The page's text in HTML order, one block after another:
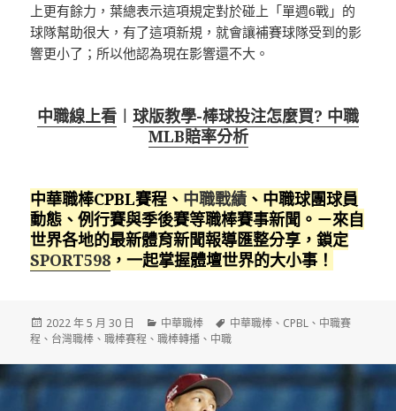
上更有餘力，葉總表示這項規定對於碰上「單週6戰」的
球隊幫助很大，有了這項新規，就會讓補賽球隊受到的影
響更小了；所以他認為現在影響還不大。
中職線上看 ︱ 球版教學-棒球投注怎麼買? 中職
MLB賠率分析
中華職棒CPBL賽程、 中職戰績 、中職球團球員
動態、例行賽與季後賽等職棒賽事新聞。－來自
世界各地的最新體育新聞報導匯整分享，鎖定
SPORT598 ，一起掌握體壇世界的大小事！
發
佈
期:
2022 年 5 月 30 日
分
類
中華職棒
標
籤
中華職棒 、 CPBL 、 中職賽
程 、 台灣職棒 、職棒賽程 、職棒轉播 、 中職